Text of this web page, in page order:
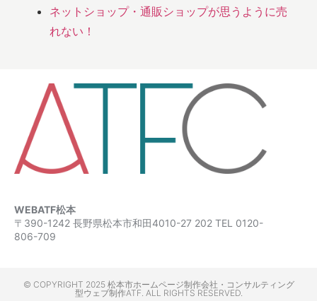
ネットショップ・通販ショップが思うように売
れない！
WEBATF松本
〒390-1242 長野県松本市和田4010-27 202 TEL 0120-
806-709
© COPYRIGHT 2025 松本市ホームページ制作会社・コンサルティング
型ウェブ制作ATF. ALL RIGHTS RESERVED.